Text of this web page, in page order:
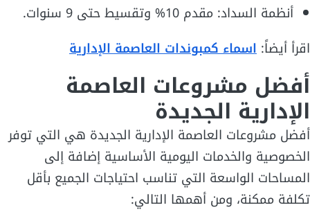
أنظمة السداد: مقدم 10% وتقسيط حتى 9 سنوات.
اقرأ أيضاً: اسماء كمبوندات العاصمة الإدارية
أفضل مشروعات العاصمة
الإدارية الجديدة
أفضل مشروعات العاصمة الإدارية الجديدة هي التي توفر
الخصوصية والخدمات اليومية الأساسية إضافة إلى
المساحات الواسعة التي تناسب احتياجات الجميع بأقل
تكلفة ممكنة، ومن أهمها التالي: